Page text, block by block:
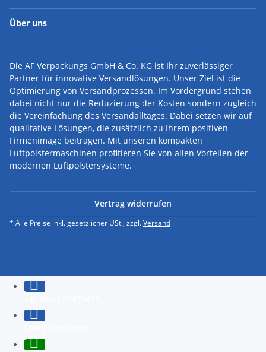
Über uns
Die AF Verpackungs GmbH & Co. KG ist Ihr zuverlässiger
Partner für innovative Versandlösungen. Unser Ziel ist die
Optimierung von Versandprozessen. Im Vordergrund stehen
dabei nicht nur die Reduzierung der Kosten sondern zugleich
die Vereinfachung des Versandalltages. Dabei setzen wir auf
qualitative Lösungen, die zusätzlich zu Ihrem positiven
Firmenimage beitragen. Mit unseren kompakten
Luftpolstermaschinen profitieren Sie von allen Vorteilen der
modernen Luftpolstersysteme.
Vertrag widerrufen
* Alle Preise inkl. gesetzlicher USt., zzgl.Versand